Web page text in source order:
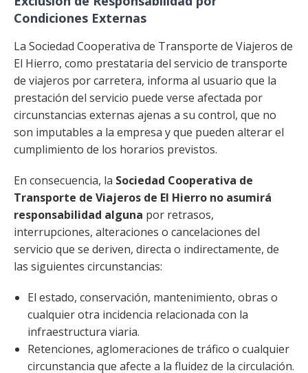
Condiciones Externas
La Sociedad Cooperativa de Transporte de Viajeros de
El Hierro, como prestataria del servicio de transporte
de viajeros por carretera, informa al usuario que la
prestación del servicio puede verse afectada por
circunstancias externas ajenas a su control, que no
son imputables a la empresa y que pueden alterar el
cumplimiento de los horarios previstos.
En consecuencia, la Sociedad Cooperativa de
Transporte de Viajeros de El Hierro no asumirá
responsabilidad alguna por retrasos,
interrupciones, alteraciones o cancelaciones del
servicio que se deriven, directa o indirectamente, de
las siguientes circunstancias:
El estado, conservación, mantenimiento, obras o
cualquier otra incidencia relacionada con la
infraestructura viaria.
Retenciones, aglomeraciones de tráfico o cualquier
circunstancia que afecte a la fluidez de la circulación.